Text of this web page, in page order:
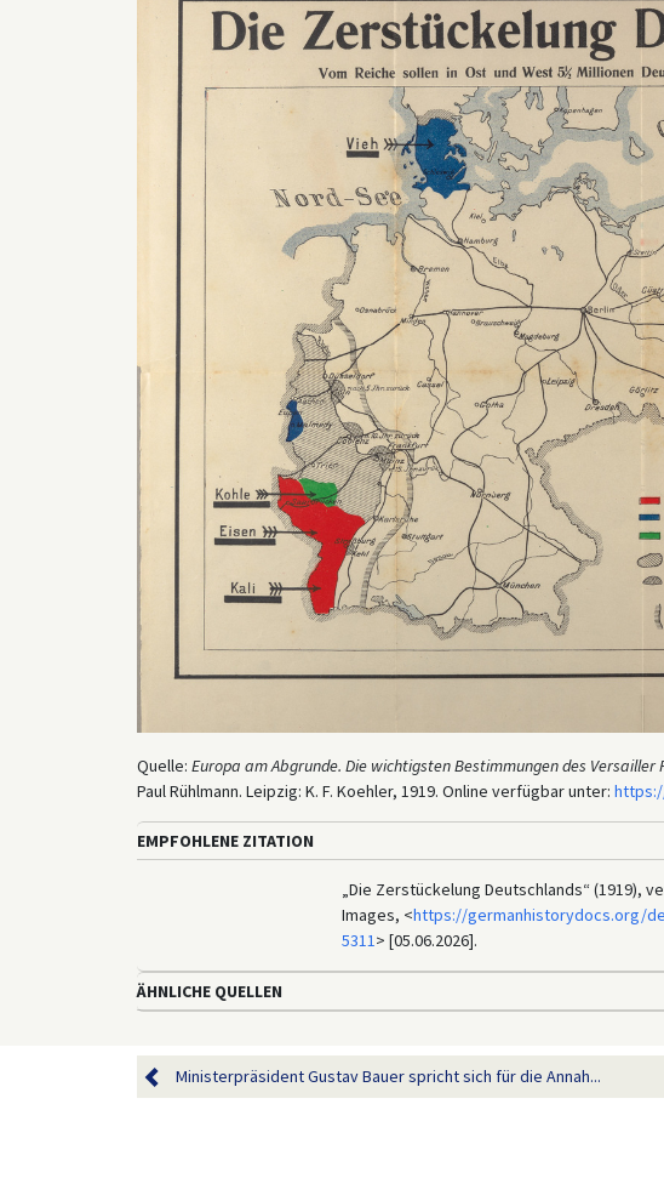
Quelle: Europa am Abgrunde. Die wichtigsten Bestimmungen des
Paul Rühlmann. Leipzig: K. F. Koehler, 1919. Online verfügbar unter:
EMPFOHLENE ZITATION
„Die Zerstückelung Deutschlands“ (1919),
Images, <https://germanhistorydocs.org/
5311> [05.06.2026].
ÄHNLICHE QUELLEN
Ministerpräsident Gustav Bauer spricht sich für die Annah...